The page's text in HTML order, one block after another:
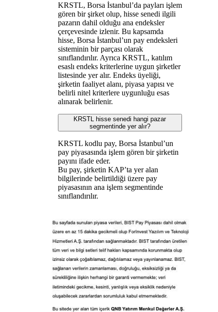
KRSTL, Borsa İstanbul’da payları işlem
gören bir şirket olup, hisse senedi ilgili
pazarın dahil olduğu ana endeksler
çerçevesinde izlenir. Bu kapsamda
hisse, Borsa İstanbul’un pay endeksleri
sisteminin bir parçası olarak
sınıflandırılır. Ayrıca KRSTL, katılım
esaslı endeks kriterlerine uygun şirketler
listesinde yer alır. Endeks üyeliği,
şirketin faaliyet alanı, piyasa yapısı ve
belirli nitel kriterlere uygunluğu esas
alınarak belirlenir.
KRSTL hisse senedi hangi pazar
segmentinde yer alır?
KRSTL kodlu pay, Borsa İstanbul’un
pay piyasasında işlem gören bir şirketin
payını ifade eder.
Bu pay, şirketin KAP’ta yer alan
bilgilerinde belirtildiği üzere pay
piyasasının ana işlem segmentinde
sınıflandırılır.